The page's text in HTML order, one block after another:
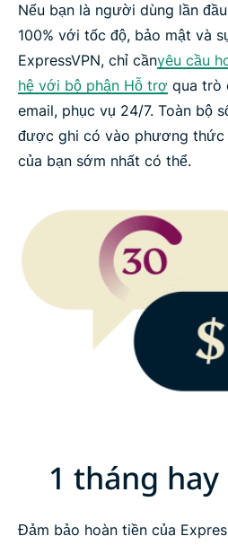
Lý do nào khiến đảm bảo
thử VPN miễn phí?
Câu hỏi thường gặp
Dùng thử ExpressVPN không
Nếu bạn là người dùng lần
100% với tốc độ, bảo mật và
ExpressVPN, chỉ cầnyêu cầu
hệ với bộ phận Hỗ trợ qua trò
email, phục vụ 24/7. Toàn bộ
được ghi có vào phương thức
của bạn sớm nhất có thể.
1 tháng hay
Đảm bảo hoàn tiền của